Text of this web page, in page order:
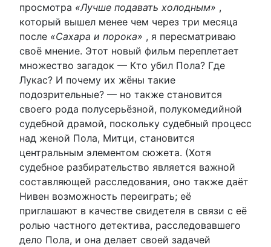
просмотра «Лучше подавать холодным» ,
который вышел менее чем через три месяца
после «Сахара и порока» , я пересматриваю
своё мнение. Этот новый фильм переплетает
множество загадок — Кто убил Пола? Где
Лукас? И почему их жёны такие
подозрительные? — но также становится
своего рода полусерьёзной, полукомедийной
судебной драмой, поскольку судебный процесс
над женой Пола, Митци, становится
центральным элементом сюжета. (Хотя
судебное разбирательство является важной
составляющей расследования, оно также даёт
Нивен возможность переиграть; её
приглашают в качестве свидетеля в связи с её
ролью частного детектива, расследовавшего
дело Пола, и она делает своей задачей